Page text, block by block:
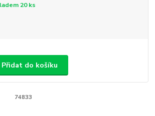
20 ks
Přidat do košíku
74833